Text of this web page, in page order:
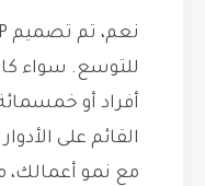
للتوسع. سواء
أفراد أو
القائم على
مع نمو أعمالك،